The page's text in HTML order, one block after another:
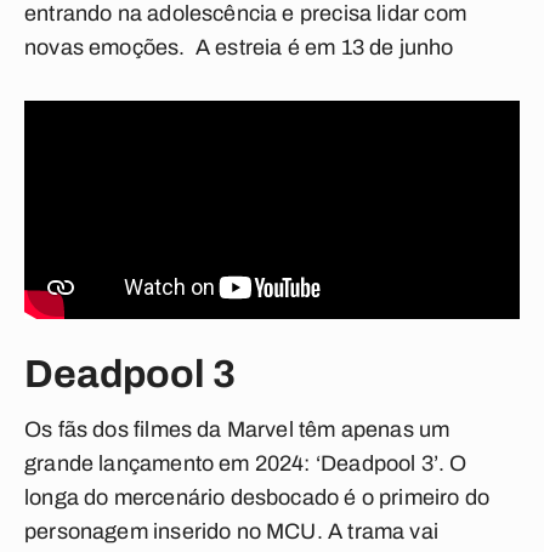
entrando na adolescência e precisa lidar com
novas emoções. A estreia é em 13 de junho
Deadpool 3
Os fãs dos filmes da Marvel têm apenas um
grande lançamento em 2024: ‘Deadpool 3’. O
longa do mercenário desbocado é o primeiro do
personagem inserido no MCU. A trama vai